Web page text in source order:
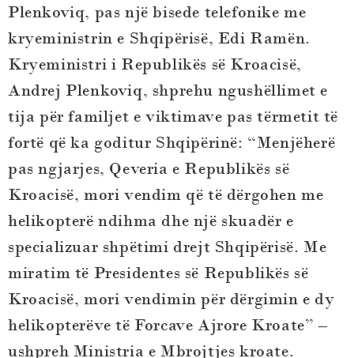
Plenkoviq, pas një bisede telefonike me
kryeministrin e Shqipërisë, Edi Ramën.
Kryeministri i Republikës së Kroacisë,
Andrej Plenkoviq, shprehu ngushëllimet e
tija për familjet e viktimave pas tërmetit të
fortë që ka goditur Shqipërinë: “Menjëherë
pas ngjarjes, Qeveria e Republikës së
Kroacisë, mori vendim që të dërgohen me
helikopterë ndihma dhe një skuadër e
specializuar shpëtimi drejt Shqipërisë. Me
miratim të Presidentes së Republikës së
Kroacisë, mori vendimin për dërgimin e dy
helikopterëve të Forcave Ajrore Kroate” –
ushpreh Ministria e Mbrojtjes kroate.